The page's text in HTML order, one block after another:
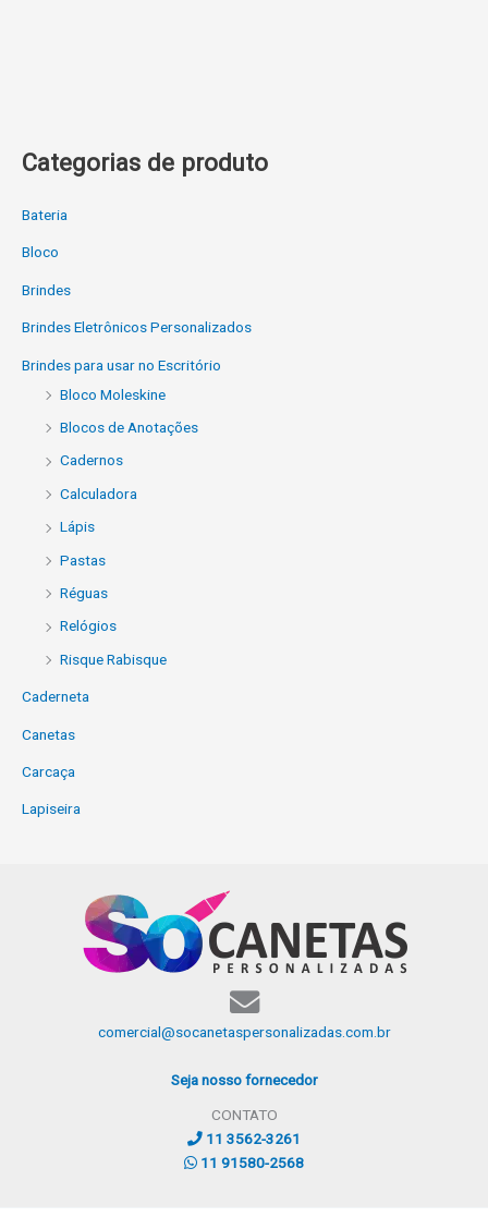
Categorias de produto
Bateria
Bloco
Brindes
Brindes Eletrônicos Personalizados
Brindes para usar no Escritório
Bloco Moleskine
Blocos de Anotações
Cadernos
Calculadora
Lápis
Pastas
Réguas
Relógios
Risque Rabisque
Caderneta
Canetas
Carcaça
Lapiseira
comercial@socanetaspersonalizadas.com.br
Seja nosso fornecedor
CONTATO
11 3562-3261
11 91580-2568